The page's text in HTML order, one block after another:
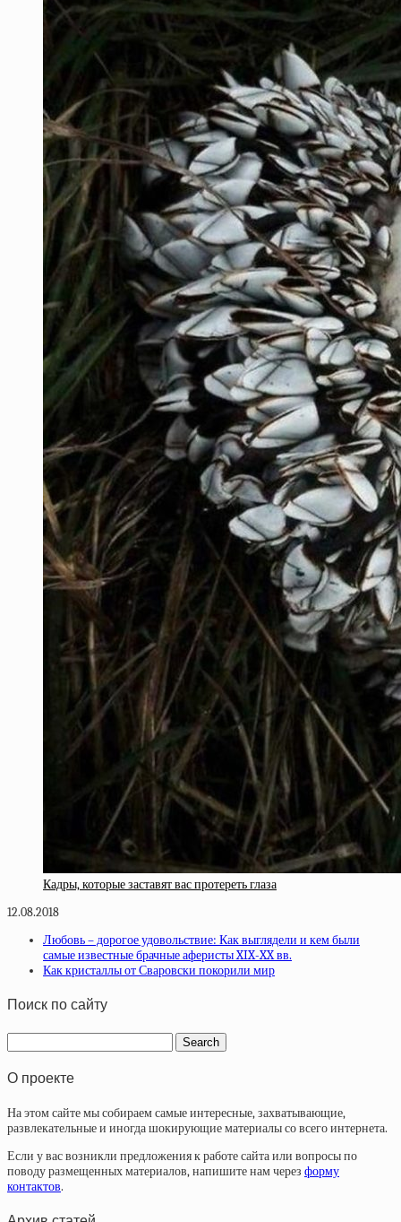
Кадры, которые заставят вас протереть глаза
12.08.2018
Любовь – дорогое удовольствие: Как выглядели и кем были
самые известные брачные аферисты XIX-XX вв.
Как кристаллы от Сваровски покорили мир
Поиск по сайту
О проекте
На этом сайте мы собираем самые интересные, захватывающие,
развлекательные и иногда шокирующие материалы со всего интернета.
Если у вас возникли предложения к работе сайта или вопросы по
поводу размещенных материалов, напишите нам через форму
контактов.